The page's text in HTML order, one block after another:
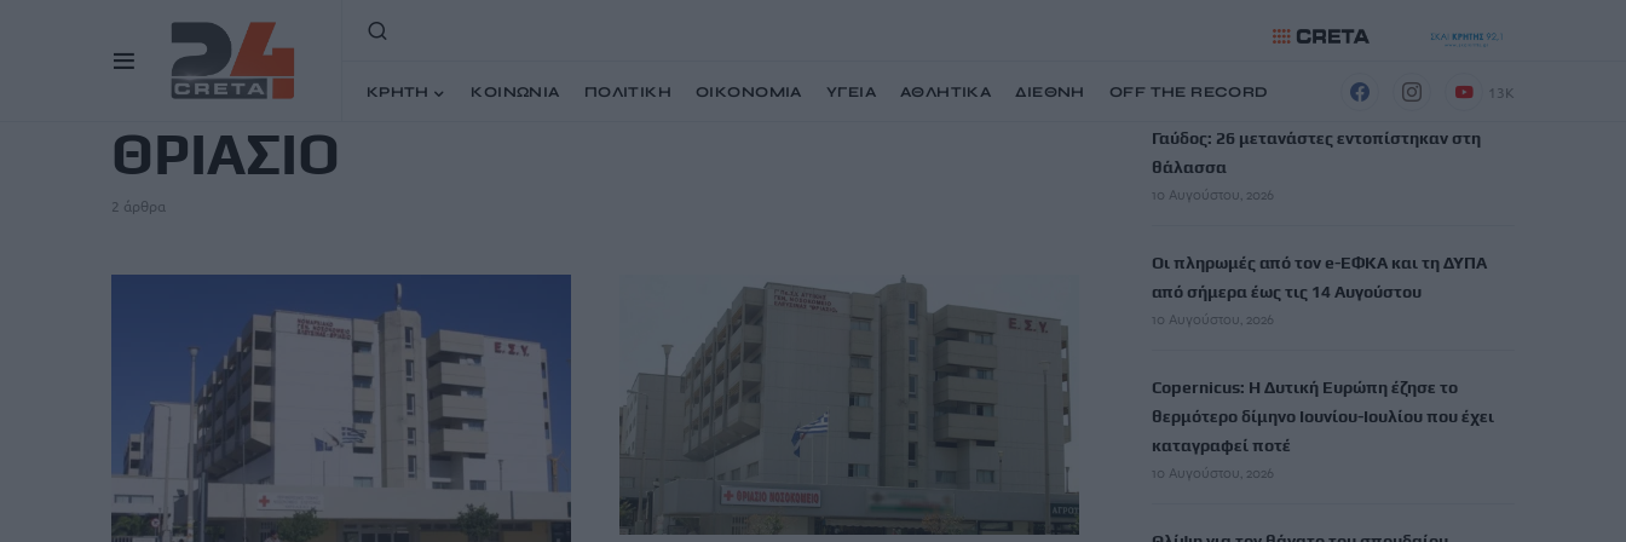
ΚΡΗΤΗ ΚΟΙΝΩΝΙΑ ΠΟΛΙΤΙΚΗ ΟΙΚΟΝΟΜΙΑ ΥΓΕΙΑ ΑΘΛΗΤΙΚΑ ΔΙΕΘΝΗ OFF THE RECORD 13K
ΘΡΙΑΣΙΟ
2 άρθρα
ΡΟΗ ΕΙΔΗΣΕΩΝ
Γαύδος: 26 μετανάστες εντοπίστηκαν στη
θάλασσα
10 Αυγούστου, 2026
Οι πληρωμές από τον e-ΕΦΚΑ και τη ΔΥΠΑ
από σήμερα έως τις 14 Αυγούστου
10 Αυγούστου, 2026
Copernicus: H Δυτική Ευρώπη έζησε το
θερμότερο δίμηνο Ιουνίου-Ιουλίου που έχει
καταγραφεί ποτέ
10 Αυγούστου, 2026